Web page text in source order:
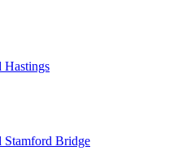
Hastings
Stamford Bridge